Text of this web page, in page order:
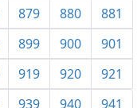
879 880
881
899 900
901
919 920
921
939 940 941